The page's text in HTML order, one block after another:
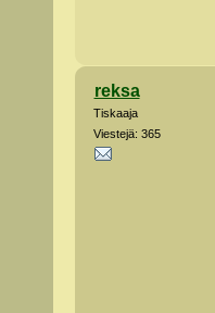
reksa
Tiskaaja
Viestejä: 365